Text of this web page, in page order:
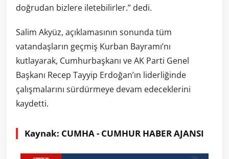
doğrudan bizlere iletebilirler.” dedi.
Salim Akyüz, açıklamasının sonunda tüm
vatandaşların geçmiş Kurban Bayramı’nı
kutlayarak, Cumhurbaşkanı ve AK Parti Genel
Başkanı Recep Tayyip Erdoğan’ın liderliğinde
çalışmalarını sürdürmeye devam edeceklerini
kaydetti.
Kaynak: CUMHA - CUMHUR HABER AJANSI